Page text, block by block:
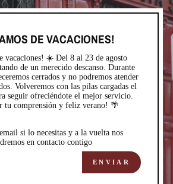
DE VACACIONES!
vacaciones! ☀️ Del 8 al 23 de agosto
de un merecido descanso. Durante
cerrados y no podremos atender
Volveremos con las pilas cargadas el
seguir ofreciéndote el mejor servicio.
tu comprensión y feliz verano! 🌴
si lo necesitas y a la vuelta nos
en contacto contigo
ENVIAR